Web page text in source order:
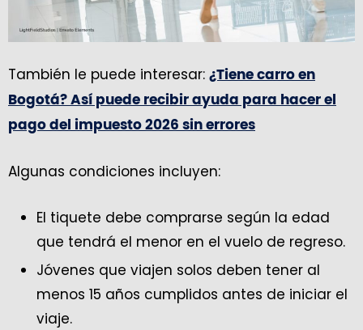
También le puede interesar: ¿Tiene carro en
Bogotá? Así puede recibir ayuda para hacer el
pago del impuesto 2026 sin errores
Algunas condiciones incluyen:
El tiquete debe comprarse según la edad
que tendrá el menor en el vuelo de regreso.
Jóvenes que viajen solos deben tener al
menos 15 años cumplidos antes de iniciar el
viaje.